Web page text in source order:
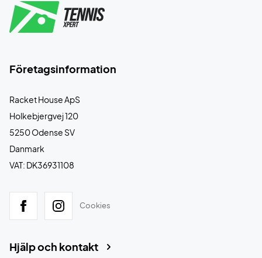
Företagsinformation
Racket House ApS
Holkebjergvej 120
5250 Odense SV
Danmark
VAT: DK36931108
Cookies
Hjälp och kontakt